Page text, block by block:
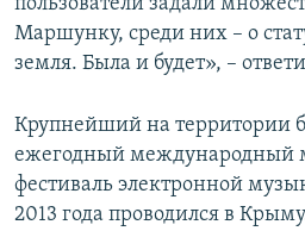
Маршунку, среди них – о
земля. Была и будет», –
Крупнейший на территории
ежегодный международный
фестиваль электронной
2013 года проводился в